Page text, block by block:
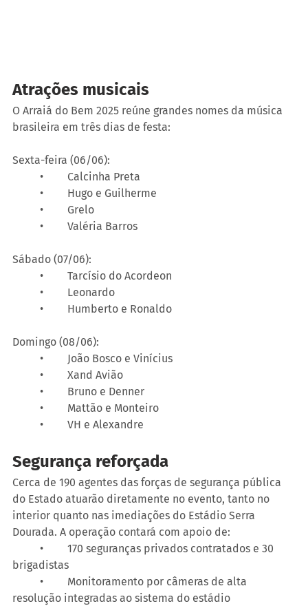
Atrações musicais
O Arraiá do Bem 2025 reúne grandes nomes da música
brasileira em três dias de festa:
Sexta-feira (06/06):
	•	Calcinha Preta
	•	Hugo e Guilherme
	•	Grelo
	•	Valéria Barros
Sábado (07/06):
	•	Tarcísio do Acordeon
	•	Leonardo
	•	Humberto e Ronaldo
Domingo (08/06):
	•	João Bosco e Vinícius
	•	Xand Avião
	•	Bruno e Denner
	•	Mattão e Monteiro
	•	VH e Alexandre
Segurança reforçada
Cerca de 190 agentes das forças de segurança pública
do Estado atuarão diretamente no evento, tanto no
interior quanto nas imediações do Estádio Serra
Dourada. A operação contará com apoio de:
brigadistas
resolução integradas ao sistema do estádio